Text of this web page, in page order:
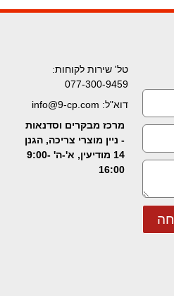
טל' שירות לקוחות:
077-300-9459
דוא"ל: info@9-cp.com
מרכז מבקרים וסדנאות
- ניין מוצרי צריכה, הגנן
14 מודיעין, א'-ה' 9:00-
16:00